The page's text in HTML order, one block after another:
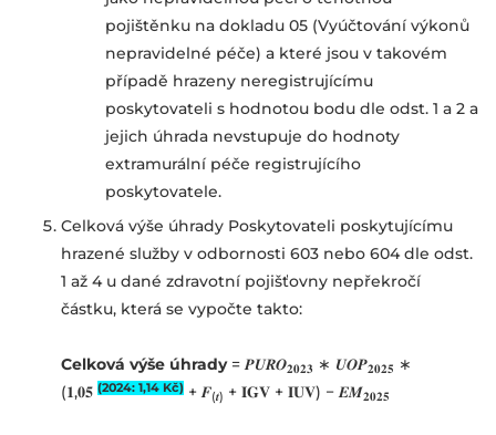
pojištěnku na dokladu 05 (Vyúčtování výkonů
nepravidelné péče) a které jsou v takovém
případě hrazeny neregistrujícímu
poskytovateli s hodnotou bodu dle odst. 1 a 2 a
jejich úhrada nevstupuje do hodnoty
extramurální péče registrujícího
poskytovatele.
Celková výše úhrady Poskytovateli poskytujícímu
hrazené služby v odbornosti 603 nebo 604 dle odst.
1 až 4 u dané zdravotní pojišťovny nepřekročí
částku, která se vypočte takto:
Celková výše úhrady= 𝑷𝑼𝑹𝑶𝟐𝟎𝟐𝟑 ∗ 𝑼𝑶𝑷𝟐𝟎𝟐𝟓 ∗
(𝟏,𝟎𝟓 (2024: 1,14 Kč) + 𝑭(𝒕) + 𝐈𝐆𝐕 + 𝐈𝐔𝐕) − 𝑬𝑴𝟐𝟎𝟐𝟓